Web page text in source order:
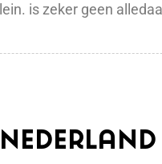
is zeker geen